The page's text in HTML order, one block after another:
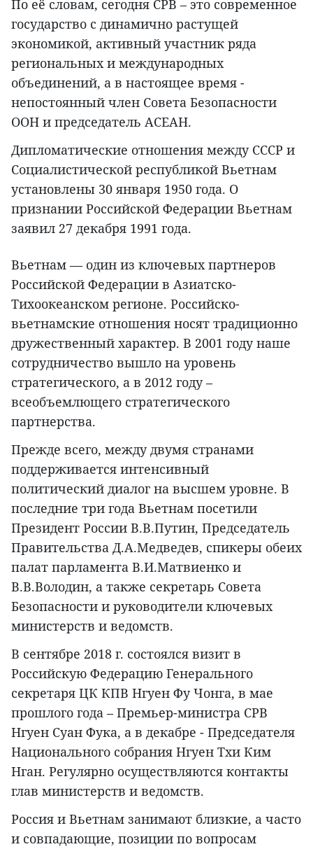
По её словам, сегодня СРВ – это современное
государство с динамично растущей
экономикой, активный участник ряда
региональных и международных
объединений, а в настоящее время -
непостоянный член Совета Безопасности
ООН и председатель АСЕАН.
Дипломатические отношения между СССР и
Социалистической республикой Вьетнам
установлены 30 января 1950 года. О
признании Российской Федерации Вьетнам
заявил 27 декабря 1991 года.
Вьетнам — один из ключевых партнеров
Российской Федерации в Азиатско-
Тихоокеанском регионе. Российско-
вьетнамские отношения носят традиционно
дружественный характер. В 2001 году наше
сотрудничество вышло на уровень
стратегического, а в 2012 году –
всеобъемлющего стратегического
партнерства.
Прежде всего, между двумя странами
поддерживается интенсивный
политический диалог на высшем уровне. В
последние три года Вьетнам посетили
Президент России В.В.Путин, Председатель
Правительства Д.А.Медведев, спикеры обеих
палат парламента В.И.Матвиенко и
В.В.Володин, а также секретарь Совета
Безопасности и руководители ключевых
министерств и ведомств.
В сентябре 2018 г. состоялся визит в
Российскую Федерацию Генерального
секретаря ЦК КПВ Нгуен Фу Чонга, в мае
прошлого года – Премьер-министра СРВ
Нгуен Суан Фука, а в декабре - Председателя
Национального собрания Нгуен Тхи Ким
Нган. Регулярно осуществляются контакты
глав министерств и ведомств.
Россия и Вьетнам занимают близкие, а часто
и совпадающие, позиции по вопросам